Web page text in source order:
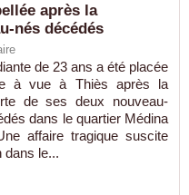
après la
nés décédés
de 23 ans a été placée
à vue à Thiès après la
de ses deux nouveau-
dans le quartier Médina
affaire tragique suscite
dans le...